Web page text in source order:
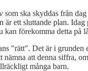
ska skyddas från
ett sluttande plan.
kan förekomma detta på
"rätt". Det är i
att denna siffra,
många barn.